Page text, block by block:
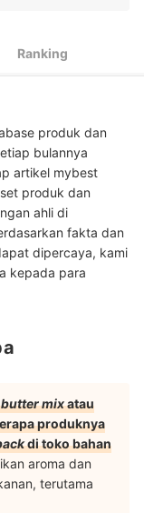
plastik untuk
Ranking
produk dan
bulannya
artikel mybest
produk dan
ahli di
fakta dan
dipercaya, kami
kepada para
butter mixatau
produknya
di toko bahan
aroma dan
terutama